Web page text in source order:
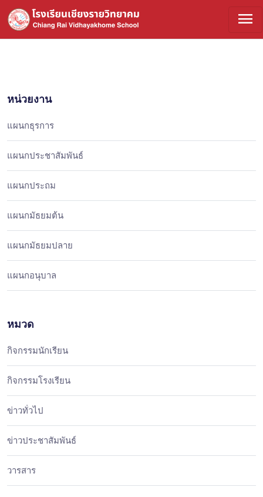
menu
หน่วยงาน
แผนกธุรการ
แผนกประชาสัมพันธ์
แผนกประถม
แผนกมัธยมต้น
แผนกมัธยมปลาย
แผนกอนุบาล
หมวด
กิจกรรมนักเรียน
กิจกรรมโรงเรียน
ข่าวทั่วไป
ข่าวประชาสัมพันธ์
วารสาร